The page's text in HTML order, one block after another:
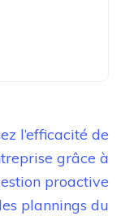
l’efficacité de
grâce à
proactive
plannings du